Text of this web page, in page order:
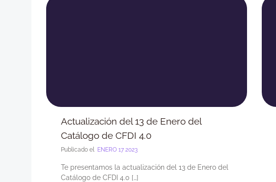
Actualización del 13 de Enero del
Catálogo de CFDI 4.0
Publicado el ENERO 17 2023
Te presentamos la actualización del 13 de Enero del
Catálogo de CFDI 4.0 […]